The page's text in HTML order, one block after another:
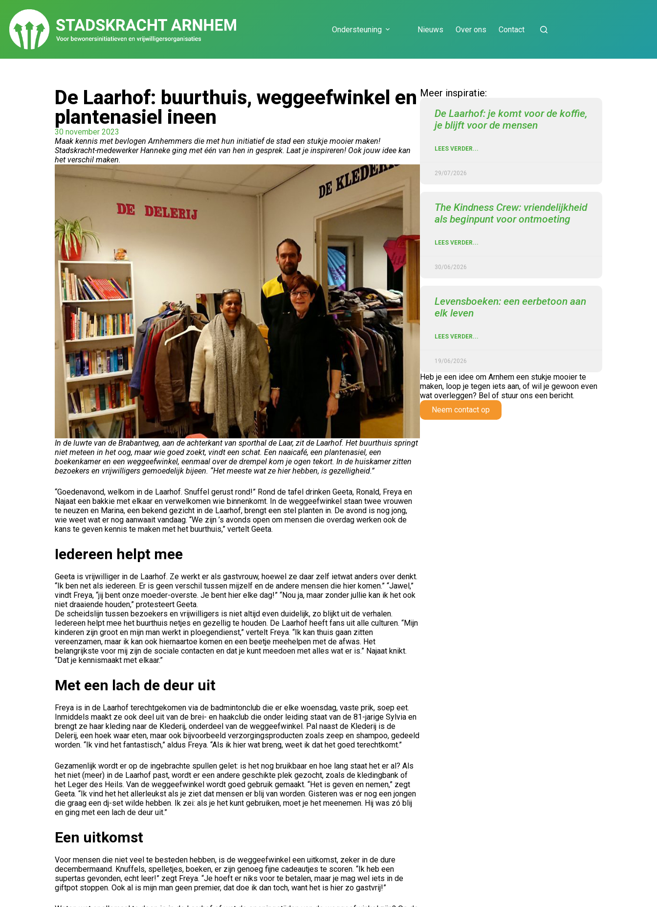
Ondersteuning Nieuws Over ons Contact
De Laarhof: buurthuis, weggeefwinkel en
plantenasiel ineen
30 november 2023
Maak kennis met bevlogen Arnhemmers die met hun initiatief de stad een stukje mooier maken!
Stadskracht-medewerker Hanneke ging met één van hen in gesprek. Laat je inspireren! Ook jouw idee kan
het verschil maken.
In de luwte van de Brabantweg, aan de achterkant van sporthal de Laar, zit de Laarhof. Het buurthuis springt
niet meteen in het oog, maar wie goed zoekt, vindt een schat. Een naaicafé, een plantenasiel, een
boekenkamer en een weggeefwinkel, eenmaal over de drempel kom je ogen tekort. In de huiskamer zitten
bezoekers en vrijwilligers gemoedelijk bijeen. “Het meeste wat ze hier hebben, is gezelligheid.”
“Goedenavond, welkom in de Laarhof. Snuffel gerust rond!” Rond de tafel drinken Geeta, Ronald, Freya en
Najaat een bakkie met elkaar en verwelkomen wie binnenkomt. In de weggeefwinkel staan twee vrouwen
te neuzen en Marina, een bekend gezicht in de Laarhof, brengt een stel planten in. De avond is nog jong,
wie weet wat er nog aanwaait vandaag. “We zijn ’s avonds open om mensen die overdag werken ook de
kans te geven kennis te maken met het buurthuis,” vertelt Geeta.
Iedereen helpt mee
Geeta is vrijwilliger in de Laarhof. Ze werkt er als gastvrouw, hoewel ze daar zelf ietwat anders over denkt.
“Ik ben net als iedereen. Er is geen verschil tussen mijzelf en de andere mensen die hier komen.” “Jawel,”
vindt Freya, “jij bent onze moeder-overste. Je bent hier elke dag!” “Nou ja, maar zonder jullie kan ik het ook
niet draaiende houden,” protesteert Geeta.
De scheidslijn tussen bezoekers en vrijwilligers is niet altijd even duidelijk, zo blijkt uit de verhalen.
Iedereen helpt mee het buurthuis netjes en gezellig te houden. De Laarhof heeft fans uit alle culturen. “Mijn
kinderen zijn groot en mijn man werkt in ploegendienst,” vertelt Freya. “Ik kan thuis gaan zitten
vereenzamen, maar ik kan ook hiernaartoe komen en een beetje meehelpen met de afwas. Het
belangrijkste voor mij zijn de sociale contacten en dat je kunt meedoen met alles wat er is.” Najaat knikt.
“Dat je kennismaakt met elkaar.”
Met een lach de deur uit
Freya is in de Laarhof terechtgekomen via de badmintonclub die er elke woensdag, vaste prik, soep eet.
Inmiddels maakt ze ook deel uit van de brei- en haakclub die onder leiding staat van de 81-jarige Sylvia en
brengt ze haar kleding naar de Klederij, onderdeel van de weggeefwinkel. Pal naast de Klederij is de
Delerij, een hoek waar eten, maar ook bijvoorbeeld verzorgingsproducten zoals zeep en shampoo, gedeeld
worden. “Ik vind het fantastisch,” aldus Freya. “Als ik hier wat breng, weet ik dat het goed terechtkomt.”
Gezamenlijk wordt er op de ingebrachte spullen gelet: is het nog bruikbaar en hoe lang staat het er al? Als
het niet (meer) in de Laarhof past, wordt er een andere geschikte plek gezocht, zoals de kledingbank of
het Leger des Heils. Van de weggeefwinkel wordt goed gebruik gemaakt. “Het is geven en nemen,” zegt
Geeta. “Ik vind het het allerleukst als je ziet dat mensen er blij van worden. Gisteren was er nog een jongen
die graag een dj-set wilde hebben. Ik zei: als je het kunt gebruiken, moet je het meenemen. Hij was zó blij
en ging met een lach de deur uit.”
Een uitkomst
Voor mensen die niet veel te besteden hebben, is de weggeefwinkel een uitkomst, zeker in de dure
decembermaand. Knuffels, spelletjes, boeken, er zijn genoeg fijne cadeautjes te scoren. “Ik heb een
supertas gevonden, echt leer!” zegt Freya. “Je hoeft er niks voor te betalen, maar je mag wel iets in de
giftpot stoppen. Ook al is mijn man geen premier, dat doe ik dan toch, want het is hier zo gastvrij!”
Meer inspiratie:
De Laarhof: je komt voor de koffie,
je blijft voor de mensen
LEES VERDER...
29/07/2026
The Kindness Crew: vriendelijkheid
als beginpunt voor ontmoeting
LEES VERDER...
30/06/2026
Levensboeken: een eerbetoon aan
elk leven
LEES VERDER...
19/06/2026
Heb je een idee om Arnhem een stukje mooier te
maken, loop je tegen iets aan, of wil je gewoon even
wat overleggen? Bel of stuur ons een bericht.
Neem contact op